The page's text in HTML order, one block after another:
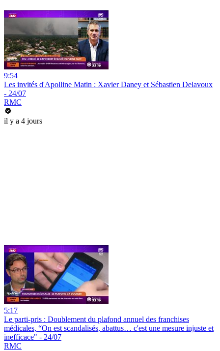
9:54
Les invités d'Apolline Matin : Xavier Daney et Sébastien Delavoux
- 24/07
RMC
il y a 4 jours
5:17
Le parti-pris : Doublement du plafond annuel des franchises
médicales, “On est scandalisés, abattus… c'est une mesure injuste et
inefficace" - 24/07
RMC